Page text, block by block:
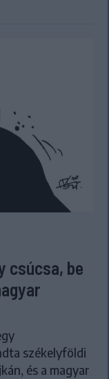
csúcsa, be
székelyföldi
és a magyar